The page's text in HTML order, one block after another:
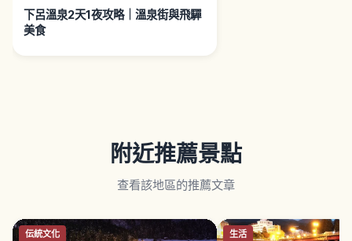
下呂溫泉2天1夜攻略｜溫泉街與飛驒
美食
附近推薦景點
查看該地區的推薦文章
伝統文化 生活